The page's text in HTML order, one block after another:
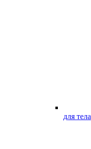
для тела